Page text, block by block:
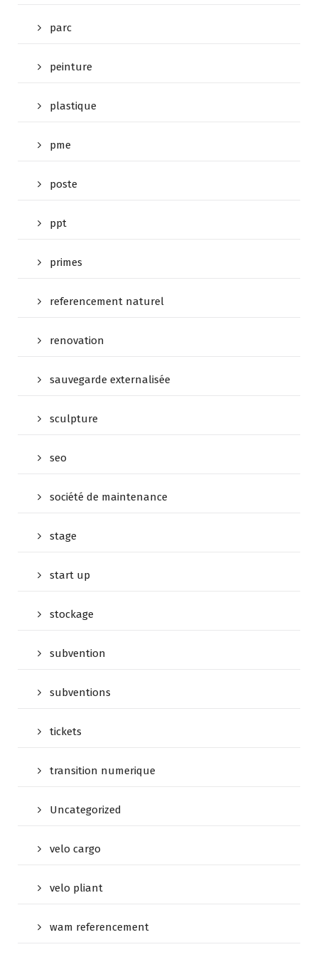
parc
peinture
plastique
pme
poste
ppt
primes
referencement naturel
renovation
sauvegarde externalisée
sculpture
seo
société de maintenance
stage
start up
stockage
subvention
subventions
tickets
transition numerique
Uncategorized
velo cargo
velo pliant
wam referencement